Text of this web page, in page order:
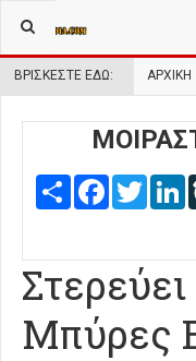
ΒΡΊΣΚΕΣΤΕ ΕΔΏ: ΑΡΧΙΚΉ
Share FacebookTwitter
Μπύρες